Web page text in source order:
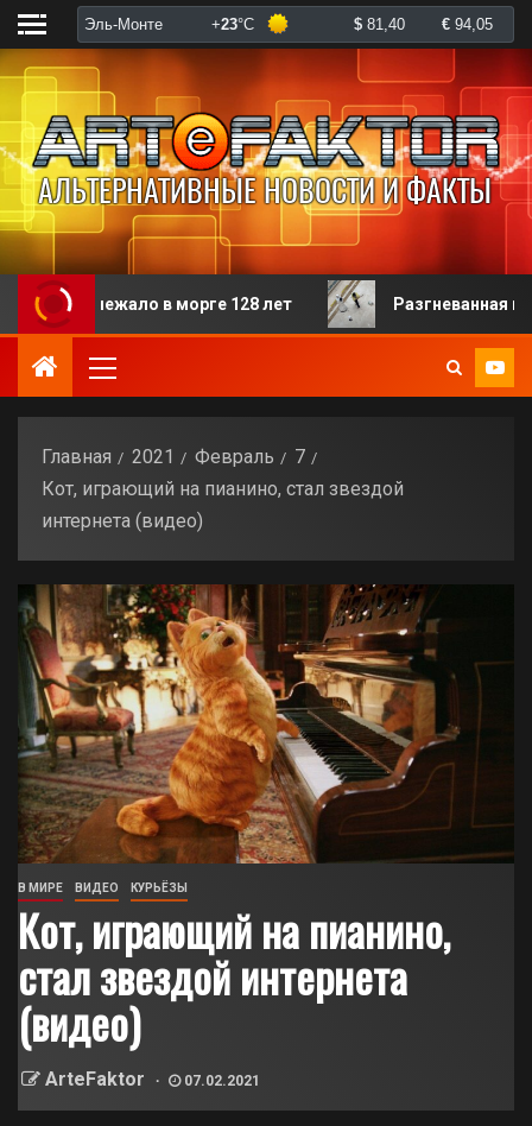
в морге 128 лет Разгневанная пациентка
Главная 2021 Февраль
7
Кот, играющий на пианино, стал звездой
интернета (видео)
В МИРЕ ВИДЕО КУРЬЁЗЫ
Кот, играющий на пианино,
стал звездой интернета
(видео)
ArteFaktor 07.02.2021